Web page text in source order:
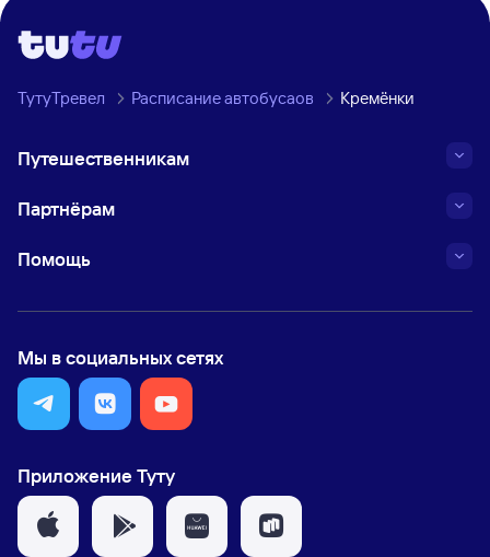
ТутуТревел Расписание автобусаов Кремёнки
Путешественникам
Партнёрам
Помощь
Мы в социальных сетях
Приложение Туту